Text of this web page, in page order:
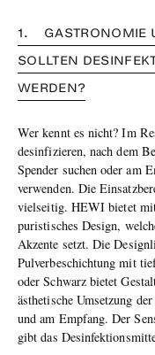
1. GASTRONOMIE
SOLLTEN
WERDEN?
Wer kennt es nicht? Im
desinfizieren, nach dem
Spender suchen oder am
verwenden. Die
vielseitig. HEWI bietet
puristisches Design,
Akzente setzt. Die
Pulverbeschichtung mit
oder Schwarz bietet
ästhetische Umsetzung
und am Empfang. Der
gibt das